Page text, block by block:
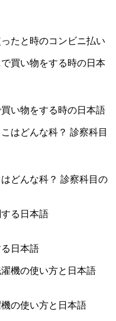
ったと時のコンビニ払い
買い物をする時の日本語
はどんな科？ 診察科目の
る日本語
機の使い方と日本語